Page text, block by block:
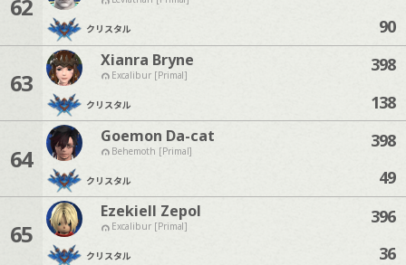
62
クリスタル
90
63
Xianra Bryne
Excalibur [Primal]
クリスタル
398
138
64
Goemon Da-cat
Behemoth [Primal]
クリスタル
398
49
65
Ezekiell Zepol
Excalibur [Primal]
クリスタル
396
36